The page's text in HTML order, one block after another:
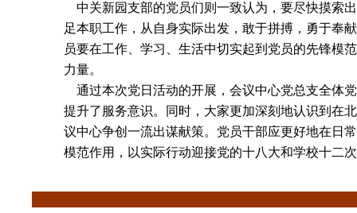
中关新园支部的党员们则一致认为，要尽快摸索
足本职工作，从自身实际出发，敢于拼搏，勇于奉
员要在工作、学习、生活中切实起到党员的先锋模
力量。
通过本次党日活动的开展，会议中心党总支全体
提升了服务意识。同时，大家更加深刻地认识到在
议中心争创一流出谋献策。党员干部应更好地在日
模范作用，以实际行动迎接党的十八大和学校十二